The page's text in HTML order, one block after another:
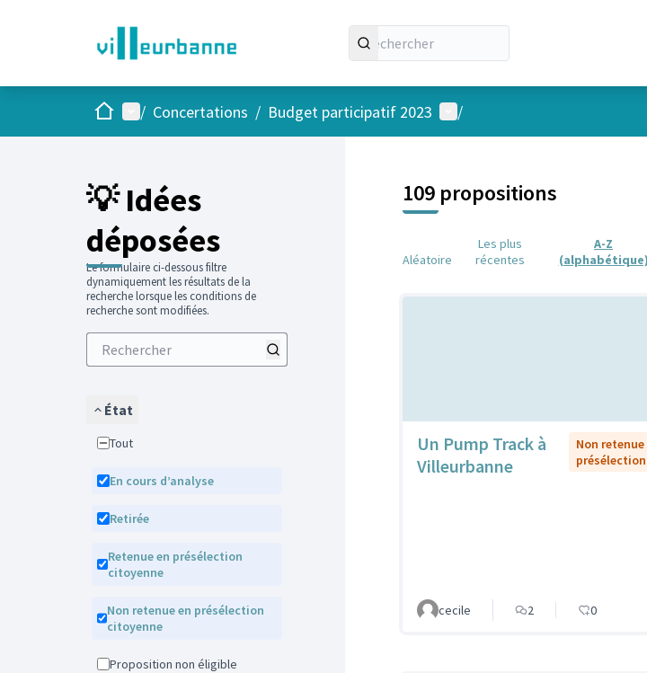
AccueilMenu principal
/ Concertations / Budget participatif 2023 Menu utilisateur
/
💡 Idées
déposées
Le formulaire ci-dessous filtre
dynamiquement les résultats de la
recherche lorsque les conditions de
recherche sont modifiées.
État
Tout
En cours d’analyse
Retirée
Retenue en présélection
citoyenne
Non retenue en présélection
citoyenne
Proposition non éligible
109 propositions
Aléatoire
Les plus
récentes
A-Z
(alphabétique)
Un Pump Track à
Villeurbanne
Non retenue
cecile 2 0